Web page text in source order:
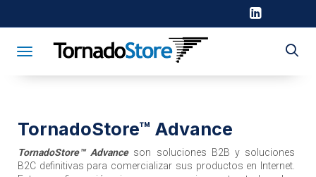
Toggle navigation
TornadoStore™ Advance
TornadoStore™ Advanceson soluciones B2B y soluciones
B2C definitivas para comercializar sus productos en Internet.